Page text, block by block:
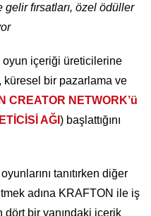
fırsatları, özel ödüller
oyun içeriği üreticilerine
küresel bir pazarlama ve
CREATOR NETWORK’ü
AĞI ) başlattığını
tanıtırken diğer
adına KRAFTON ile iş
dört bir yanındaki içerik